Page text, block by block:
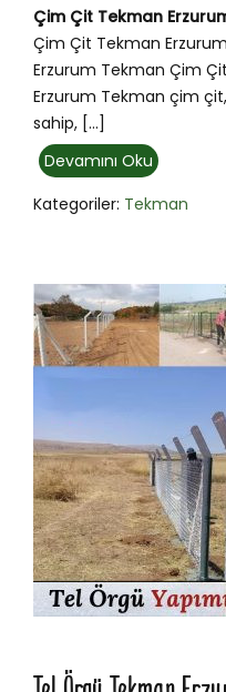
Çim Çit Tekman
Çim Çit Tekman
Erzurum Tekman Çim
Erzurum Tekman çim
sahip, […]
Devamını Oku
Kategoriler: Tekman